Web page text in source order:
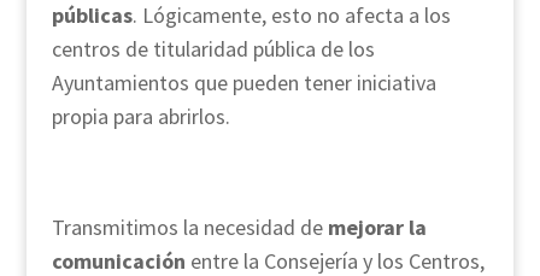
públicas. Lógicamente, esto no afecta a los
centros de titularidad pública de los
Ayuntamientos que pueden tener iniciativa
propia para abrirlos.
Transmitimos la necesidad de mejorar la
comunicación entre la Consejería y los Centros,